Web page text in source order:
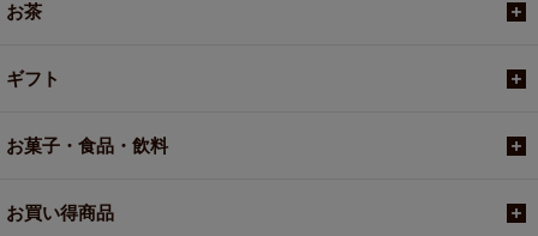
お茶
ギフト
お菓子・食品・飲料
お買い得商品